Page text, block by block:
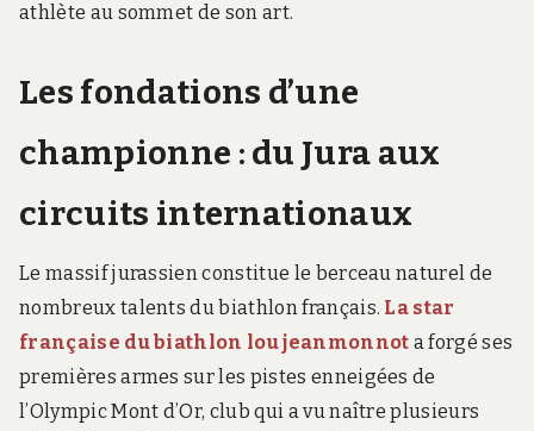
athlète au sommet de son art.
Les fondations d’une
championne : du Jura aux
circuits internationaux
Le massif jurassien constitue le berceau naturel de
nombreux talents du biathlon français. La star
française du biathlon lou jeanmonnot a forgé ses
premières armes sur les pistes enneigées de
l’Olympic Mont d’Or, club qui a vu naître plusieurs